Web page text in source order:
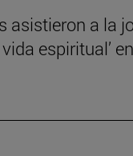
asistieron a la
espiritual’